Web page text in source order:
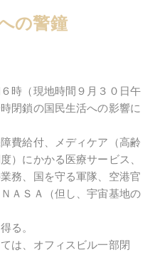
の警鐘
時（現地時間９月３０日午
閉鎖の国民生活への影響に
費給付、メディケア（高齢
）にかかる医療サービス、
務、国を守る軍隊、空港官
ＡＳＡ（但し、宇宙基地の
る。
は、オフィスビル一部閉